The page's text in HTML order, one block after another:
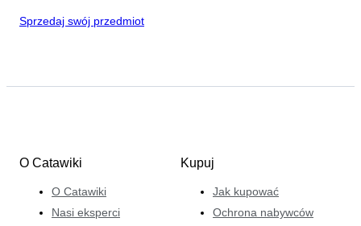
Sprzedaj swój przedmiot
O Catawiki
O Catawiki
Nasi eksperci
Kupuj
Jak kupować
Ochrona nabywców